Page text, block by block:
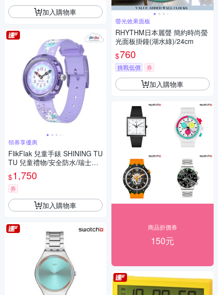
加入購物車
領券享優惠
FlikFlak 兒童手錶 SHINING TU
TU 兒童禮物/安全防水/瑞士製
造 FBNP248 (31.85mm)
$1,750
券
加入購物車
螢光效果面板
RHYTHM日本麗聲 簡約時尚螢
光面板掛鐘(湖水綠)/24cm
$760
挑戰低價 券
加入購物車
商品折價券
150元